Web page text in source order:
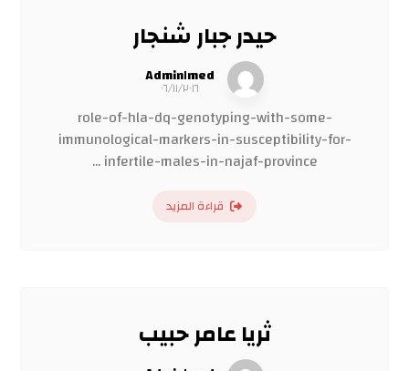
حيدر جبار شنجار
Admin١med
٠٦/١١/٢٠١٦
role-of-hla-dq-genotyping-with-some-
immunological-markers-in-susceptibility-for-
infertile-males-in-najaf-province ...
قراءة المزيد
ثريا عامر حبيب